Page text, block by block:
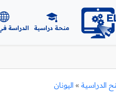
منحة دراسية الدراسة
الدراسية » اليونان